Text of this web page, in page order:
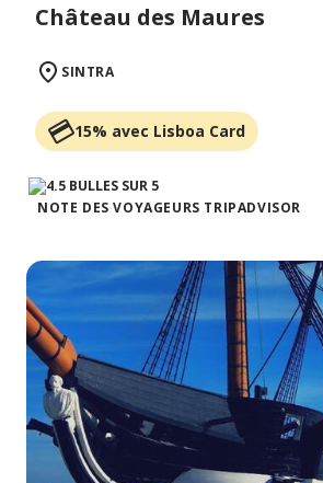
Château des Maures
SINTRA
15% avec Lisboa Card
NOTE DES VOYAGEURS TRIPADVISOR